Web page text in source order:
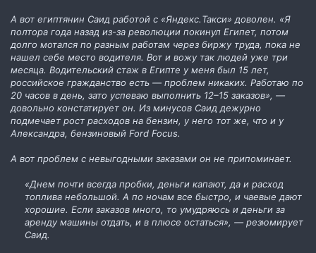
А вот египтянин Саид работой с «Яндекс.Такси» доволен. «Я
полтора года назад из-за революции покинул Египет, потом
долго мотался по разным работам через биржу труда, пока не
нашел себе место водителя. Вот и вожу так людей уже три
месяца. Водительский стаж в Египте у меня был 15 лет,
российское гражданство есть — проблем никаких. Работаю по
20 часов в день, зато успеваю выполнить 12–15 заказов», —
довольно констатирует он. Из минусов Саид дежурно
подмечает рост расходов на бензин, у него тот же, что и у
Александра, бензиновый Ford Focus.
А вот проблем с невыгодными заказами он не припоминает.
«Днем почти всегда пробки, деньги капают, да и расход
топлива небольшой. А по ночам все быстро, и чаевые дают
хорошие. Если заказов много, то умудряюсь и деньги за
аренду машины отдать, и в плюсе остаться», — резюмирует
Саид.